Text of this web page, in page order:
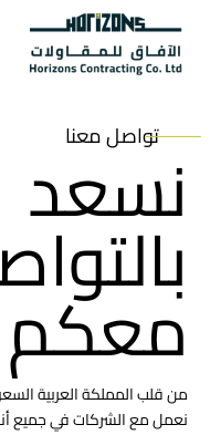
تواصل معنا
نسعد
معكم
من قلب المملكة العربية
نعمل مع الشركات في جميع